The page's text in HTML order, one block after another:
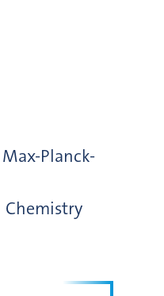
Planck-
Chemistry